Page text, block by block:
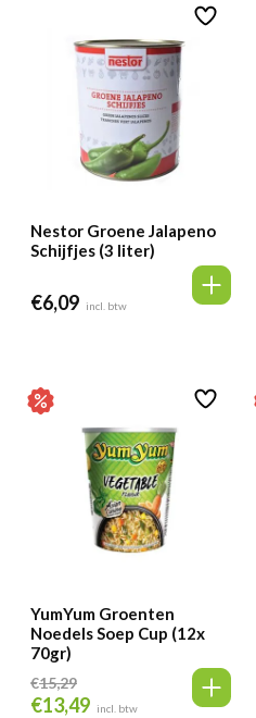
Nestor Groene Jalapeno
Schijfjes (3 liter)
€6,09 incl. btw
YumYum Groenten
Noedels Soep Cup (12x
70gr)
€15,29
Oorspronkelijke
€13,49 Huidige
incl. btw